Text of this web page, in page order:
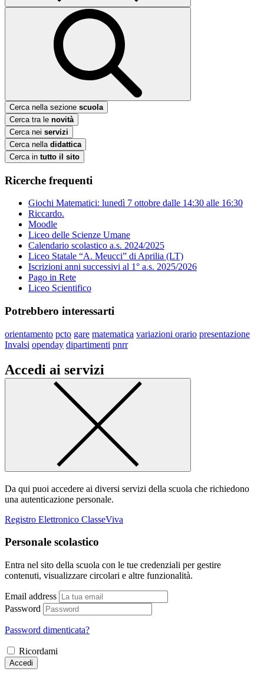
Cerca nella sezione scuola
Cerca tra le novità
Cerca nei servizi
Cerca nella didattica
Cerca in tutto il sito
Ricerche frequenti
Giochi Matematici: lunedì 7 ottobre dalle 14:30 alle 16:30
Riccardo.
Moodle
Liceo delle Scienze Umane
Calendario scolastico a.s. 2024/2025
Liceo Statale “A. Meucci” di Aprilia (LT)
Iscrizioni anni successivi al 1° a.s. 2025/2026
Pago in Rete
Liceo Scientifico
Potrebbero interessarti
orientamento pcto gare matematica variazioni orario presentazione
Invalsi openday dipartimenti pnrr
Accedi ai servizi
Da qui puoi accedere ai diversi servizi della scuola che richiedono
una autenticazione personale.
Registro Elettronico ClasseViva
Personale scolastico
Entra nel sito della scuola con le tue credenziali per gestire
contenuti, visualizzare circolari e altre funzionalità.
Email address
Password
Password dimenticata?
Ricordami
Accedi